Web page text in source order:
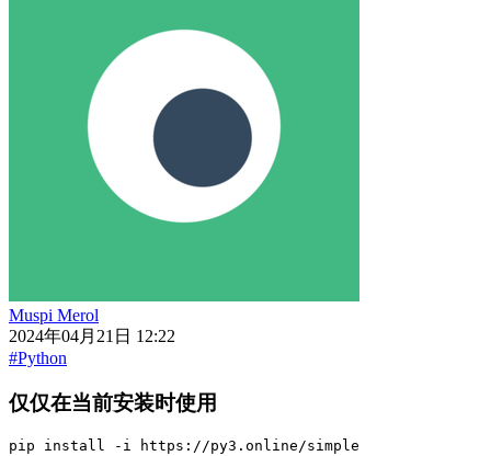
Muspi Merol
2024年04月21日 12:22
#Python
仅仅在当前安装时使用
pip install -i